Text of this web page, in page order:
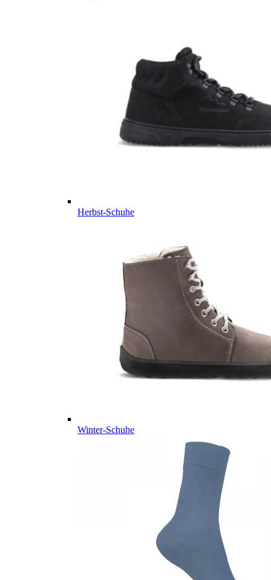
Herbst-Schuhe
Winter-Schuhe